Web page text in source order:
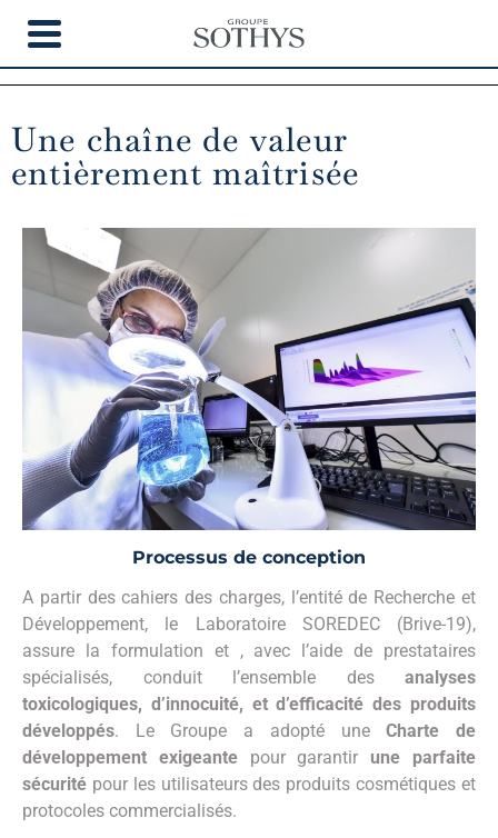
NOS MÉTIERS
Une chaîne de valeur
entièrement maîtrisée
Processus de conception
A partir des cahiers des charges, l’entité de Recherche et
Développement, le Laboratoire SOREDEC (Brive-19),
assure la formulation et , avec l’aide de prestataires
spécialisés, conduit l’ensemble des analyses
toxicologiques, d’innocuité, et d’efficacité des produits
développés. Le Groupe a adopté uneCharte de
développement exigeantepour garantir une parfaite
sécurité pour les utilisateurs des produits cosmétiques et
protocoles commercialisés.